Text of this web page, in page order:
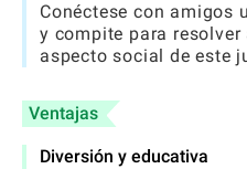
Conéctese con amigos
y compite para resolver
aspecto social de este
Ventajas
Diversión y educativa